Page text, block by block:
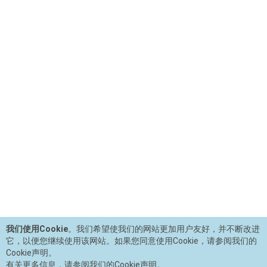
我们使用Cookie。我们希望使我们的网站更加用户友好，并不断改进
它，以便您继续使用该网站。如果您同意使用Cookie，请参阅我们的
Cookie声明。
有关更多信息，请参阅我们的Cookie声明。